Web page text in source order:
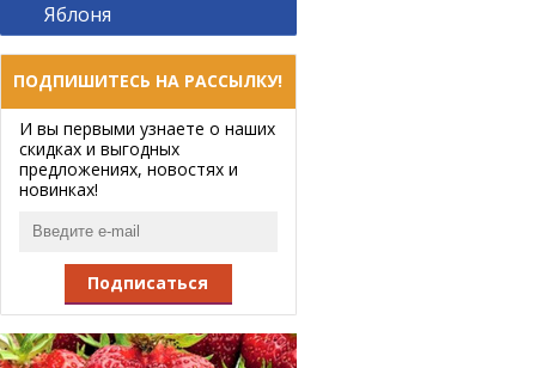
Яблоня
ПОДПИШИТЕСЬ НА РАССЫЛКУ!
И вы первыми узнаете о наших
скидках и выгодных
предложениях, новостях и
новинках!
Подписаться